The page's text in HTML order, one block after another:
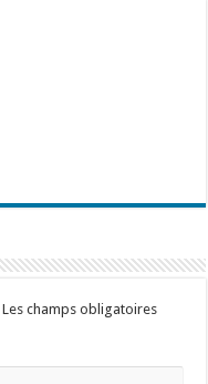
Les champs obligatoires